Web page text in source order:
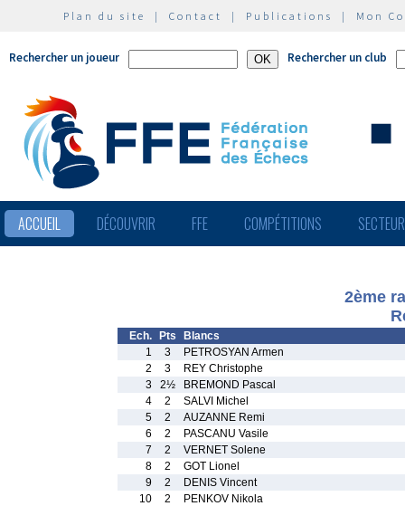
Plan du site | Contact | Publications | Mon
Rechercher un joueur Rechercher un club
ACCUEIL DÉCOUVRIR FFE COMPÉTITIONS
2ème
Ech. Pts
Blancs
1
3
PETROSYAN Armen
2
3
REY Christophe
3
2½
BREMOND Pascal
4
2
SALVI Michel
5
2
AUZANNE Remi
6
2
PASCANU Vasile
7
2
VERNET Solene
8
2
GOT Lionel
9
2
DENIS Vincent
10
2
PENKOV Nikola